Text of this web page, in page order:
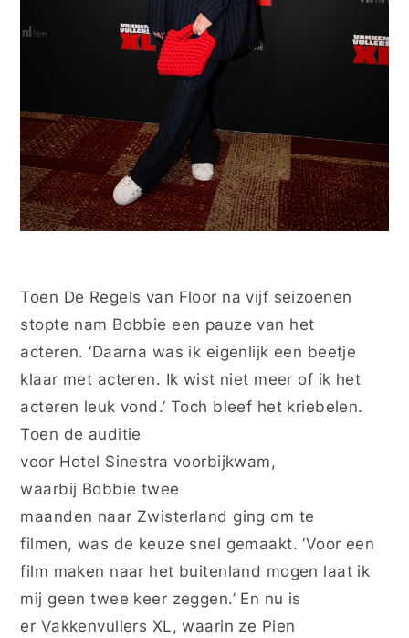
Toen De Regels van Floor na vijf seizoenen
stopte nam Bobbie een pauze van het
acteren. ‘Daarna was ik eigenlijk een beetje
klaar met acteren. Ik wist niet meer of ik het
acteren leuk vond.’ Toch bleef het kriebelen.
Toen de auditie
voor Hotel Sinestra voorbijkwam,
waarbij Bobbie twee
maanden naar Zwisterland ging om te
filmen, was de keuze snel gemaakt. ‘Voor een
film maken naar het buitenland mogen laat ik
mij geen twee keer zeggen.’ En nu is
er Vakkenvullers XL, waarin ze Pien